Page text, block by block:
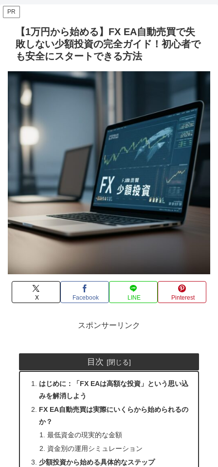
PR
【1万円から始める】FX EA自動売買で失
敗しない少額投資の完全ガイド！初心者で
も安全にスタートできる方法
X Facebook LINE Pinterest
スポンサーリンク
目次
はじめに：「FX EAは高額な投資」という思い込
みを解消しよう
FX EA自動売買は実際にいくらから始められるの
か？
最低資金の現実的な金額
資金別の運用シミュレーション
少額投資から始める具体的なステップ